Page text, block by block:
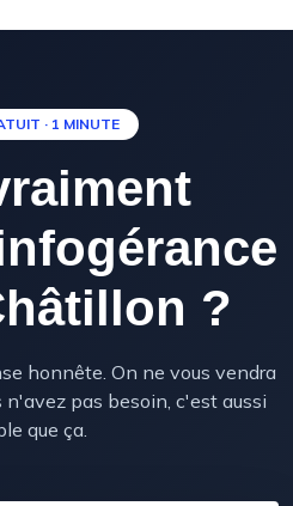
· 1 MINUTE
?
honnête. On ne vous vendra
pas besoin, c'est aussi
que ça.